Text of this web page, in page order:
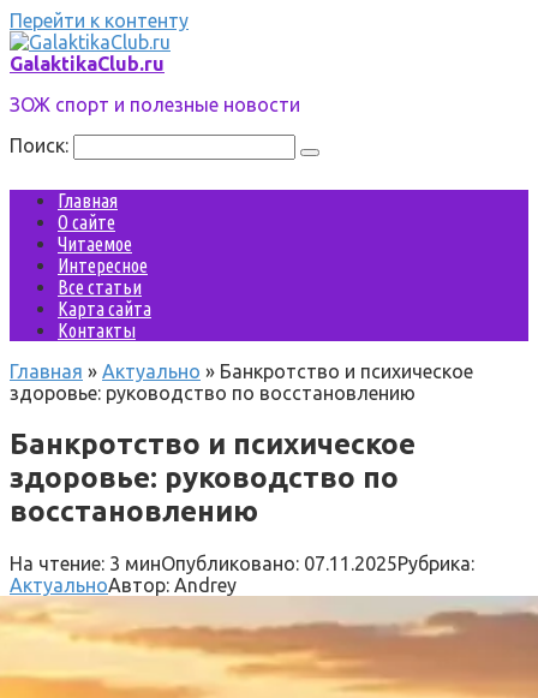
Перейти к контенту
GalaktikaClub.ru
ЗОЖ спорт и полезные новости
Поиск:
Главная
О сайте
Читаемое
Интересное
Все статьи
Карта сайта
Контакты
Главная » Актуально » Банкротство и психическое
здоровье: руководство по восстановлению
Банкротство и психическое
здоровье: руководство по
восстановлению
На чтение: 3 минОпубликовано: 07.11.2025Рубрика:
АктуальноАвтор: Andrey